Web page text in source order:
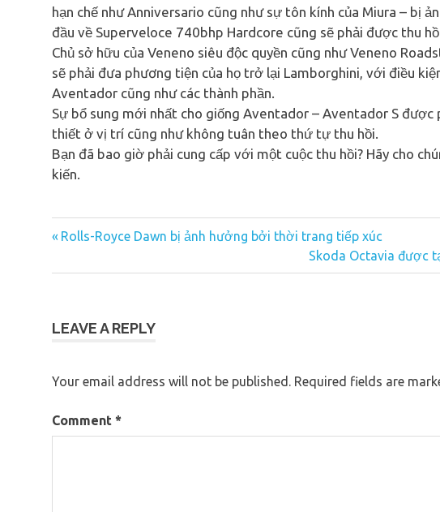
hạn chế như Anniversario cũng như sự tôn kính của Miura – bị
đầu về Superveloce 740bhp Hardcore cũng sẽ phải được thu
Chủ sở hữu của Veneno siêu độc quyền cũng như Veneno
sẽ phải đưa phương tiện của họ trở lại Lamborghini, với điều
Aventador cũng như các thành phần.
Sự bổ sung mới nhất cho giống Aventador – Aventador S được
thiết ở vị trí cũng như không tuân theo thứ tự thu hồi.
Bạn đã bao giờ phải cung cấp với một cuộc thu hồi? Hãy cho
kiến.
Post
navigation
Previous
Rolls-Royce Dawn bị ảnh hưởng bởi thời trang tiếp xúc
Next
Post:
Skoda Octavia được
LEAVE A REPLY
Your email address will not be published. Required fields are
Comment *